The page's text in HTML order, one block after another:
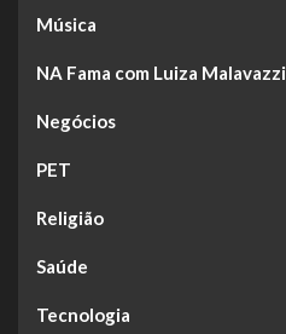
Música
NA Fama com Luiza Malavazzi
Negócios
PET
Religião
Saúde
Tecnologia